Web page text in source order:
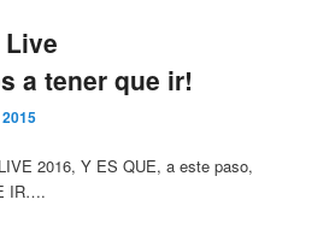
a tener que ir!
2016, Y ES QUE, a este paso,
IR….